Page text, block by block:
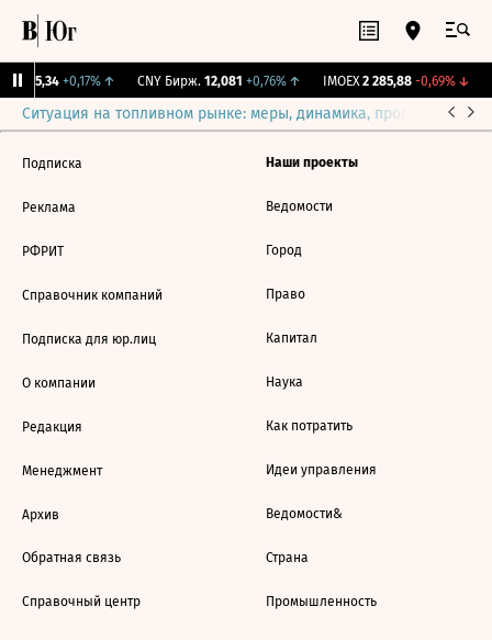
115,34 +0,17%↑ CNY Бирж. 12,081 +0,76%↑ IMOEX 2 285,88 -0,69%↓
Ситуация на топливном рынке: меры, динамика, прогнозы
Подписка
Реклама
РФРИТ
Справочник компаний
Подписка для юр.лиц
О компании
Редакция
Менеджмент
Архив
Обратная связь
Справочный центр
Наши проекты
Ведомости
Город
Право
Капитал
Наука
Как потратить
Идеи управления
Ведомости&
Страна
Промышленность